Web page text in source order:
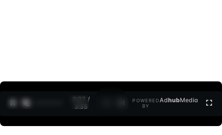
0:27 /
3:35
POWERED
BY
AdhubMedia